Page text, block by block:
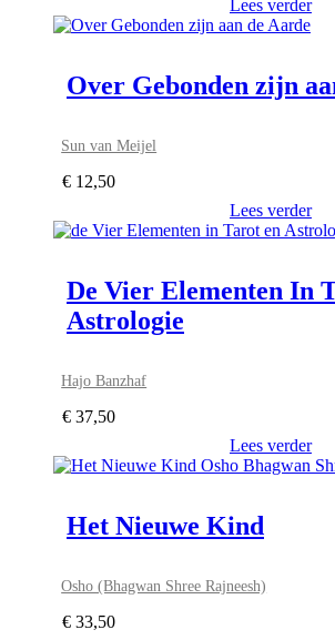
Lees verder
Over Gebonden zijn
Sun van Meijel
€ 12,50
Lees verder
De Vier Elementen In
Astrologie
Hajo Banzhaf
€ 37,50
Lees verder
Het Nieuwe Kind
Osho (Bhagwan Shree Rajneesh)
€ 33,50